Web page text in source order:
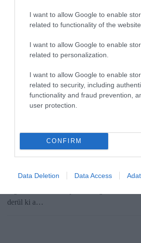
I want to allow Google to enable
related to functionality of the
I want to allow Google to enable
related to personalization.
I want to allow Google to enable
related to security, including
functionality and fraud prevention,
user protection.
CONFIRM
Data Deletion Data Access
Ennyibe kerül idén egy esküvő
kiadást jelenthet, míg egy közepes vagy
derül ki a…